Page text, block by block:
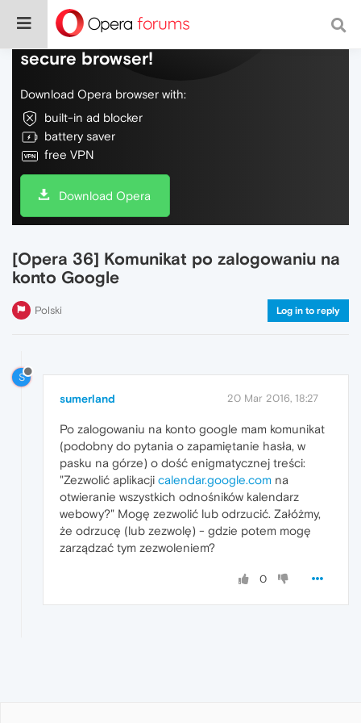
Do more on the web, with a fast and
secure browser!
Download Opera browser with:
built-in ad blocker
battery saver
free VPN
Download Opera
[Opera 36] Komunikat po zalogowaniu na
konto Google
Polski Log in to reply
S
sumerland 20 Mar 2016, 18:27
Po zalogowaniu na konto google mam komunikat
(podobny do pytania o zapamiętanie hasła, w
pasku na górze) o dość enigmatycznej treści:
"Zezwolić aplikacji calendar.google.com na
otwieranie wszystkich odnośników kalendarz
webowy?" Mogę zezwolić lub odrzucić. Załóżmy,
że odrzucę (lub zezwolę) - gdzie potem mogę
zarządzać tym zezwoleniem?
0